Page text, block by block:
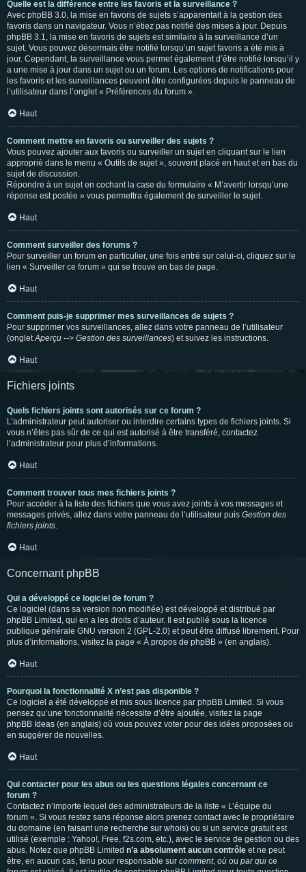
Quelle est la différence entre les favoris et la surveillance ?
Avec phpBB 3.0, la mise en favoris de sujets s’apparentait à la gestion des
favoris dans un navigateur. Vous n’étiez pas notifié des mises à jour. Depuis
phpBB 3.1, la mise en favoris de sujets est similaire à la surveillance d’un
sujet. Vous pouvez désormais être notifié lorsqu’un sujet favoris a été mis à
jour. Cependant, la surveillance vous permet également d’être notifié lorsqu’il y
a une mise à jour dans un sujet ou un forum. Les options de notifications pour
les favoris et les surveillances peuvent être configurées depuis le panneau de
l’utilisateur dans l’onglet « Préférences du forum ».
Haut
Comment mettre en favoris ou surveiller des sujets ?
Vous pouvez ajouter aux favoris ou surveiller un sujet en cliquant sur le lien
approprié dans le menu « Outils de sujet », souvent placé en haut et en bas du
sujet de discussion.
Répondre à un sujet en cochant la case du formulaire « M’avertir lorsqu’une
réponse est postée » vous permettra également de surveiller le sujet.
Haut
Comment surveiller des forums ?
Pour surveiller un forum en particulier, une fois entré sur celui-ci, cliquez sur le
lien « Surveiller ce forum » qui se trouve en bas de page.
Haut
Comment puis-je supprimer mes surveillances de sujets ?
Pour supprimer vos surveillances, allez dans votre panneau de l’utilisateur
(ongletAperçu --> Gestion des surveillances) et suivez les instructions.
Haut
Fichiers joints
Quels fichiers joints sont autorisés sur ce forum ?
L’administrateur peut autoriser ou interdire certains types de fichiers joints. Si
vous n’êtes pas sûr de ce qui est autorisé à être transféré, contactez
l’administrateur pour plus d’informations.
Haut
Comment trouver tous mes fichiers joints ?
Pour accéder à la liste des fichiers que vous avez joints à vos messages et
messages privés, allez dans votre panneau de l’utilisateur puis Gestion des
fichiers joints.
Haut
Concernant phpBB
Qui a développé ce logiciel de forum ?
Ce logiciel (dans sa version non modifiée) est développé et distribué par
phpBB Limited , qui en a les droits d’auteur. Il est publié sous la licence
publique générale GNU version 2 (GPL-2.0) et peut être diffusé librement. Pour
plus d’informations, visitez la page « À propos de phpBB » (en anglais).
Haut
Pourquoi la fonctionnalité X n’est pas disponible ?
Ce logiciel a été développé et mis sous licence par phpBB Limited. Si vous
pensez qu’une fonctionnalité nécessite d’être ajoutée, visitez la page
phpBB Ideas (en anglais) où vous pouvez voter pour des idées proposées ou
en suggérer de nouvelles.
Haut
Qui contacter pour les abus ou les questions légales concernant ce
forum ?
Contactez n’importe lequel des administrateurs de la liste « L’équipe du
forum ». Si vous restez sans réponse alors prenez contact avec le propriétaire
du domaine (en faisant une recherche sur whois) ou si un service gratuit est
utilisé (exemple : Yahoo!, Free, f2s.com, etc.), avec le service de gestion ou des
abus. Notez que phpBB Limited n’a absolument aucun contrôle et ne peut
être, en aucun cas, tenu pour responsable sur comment, où ou par qui ce